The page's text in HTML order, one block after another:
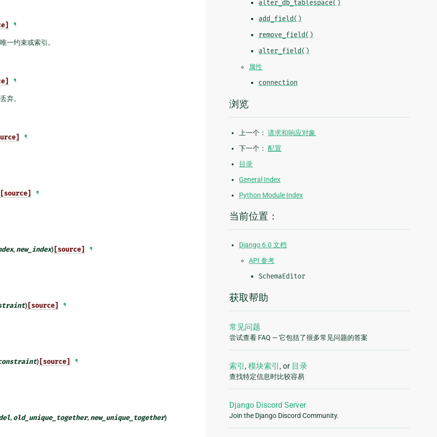
¶
一约束或索引。
¶
弃。
¶
[source] ¶
, new_index) [source] ¶
) [source] ¶
) [source] ¶
, old_unique_together, new_unique_together)
alter_db_tablespace()
add_field()
remove_field()
alter_field()
属性
connection
浏览
上一个：请求和响应对象
下一个：配置
目录
General Index
Python Module Index
当前位置：
Django 6.0 文档
API 参考
SchemaEditor
获取帮助
常见问题
尝试查看 FAQ — 它包括了很多常见问题的答案
索引 ,模块索引 , or 目录
查找特定信息时比较容易
Django Discord Server
Join the Django Discord Community.